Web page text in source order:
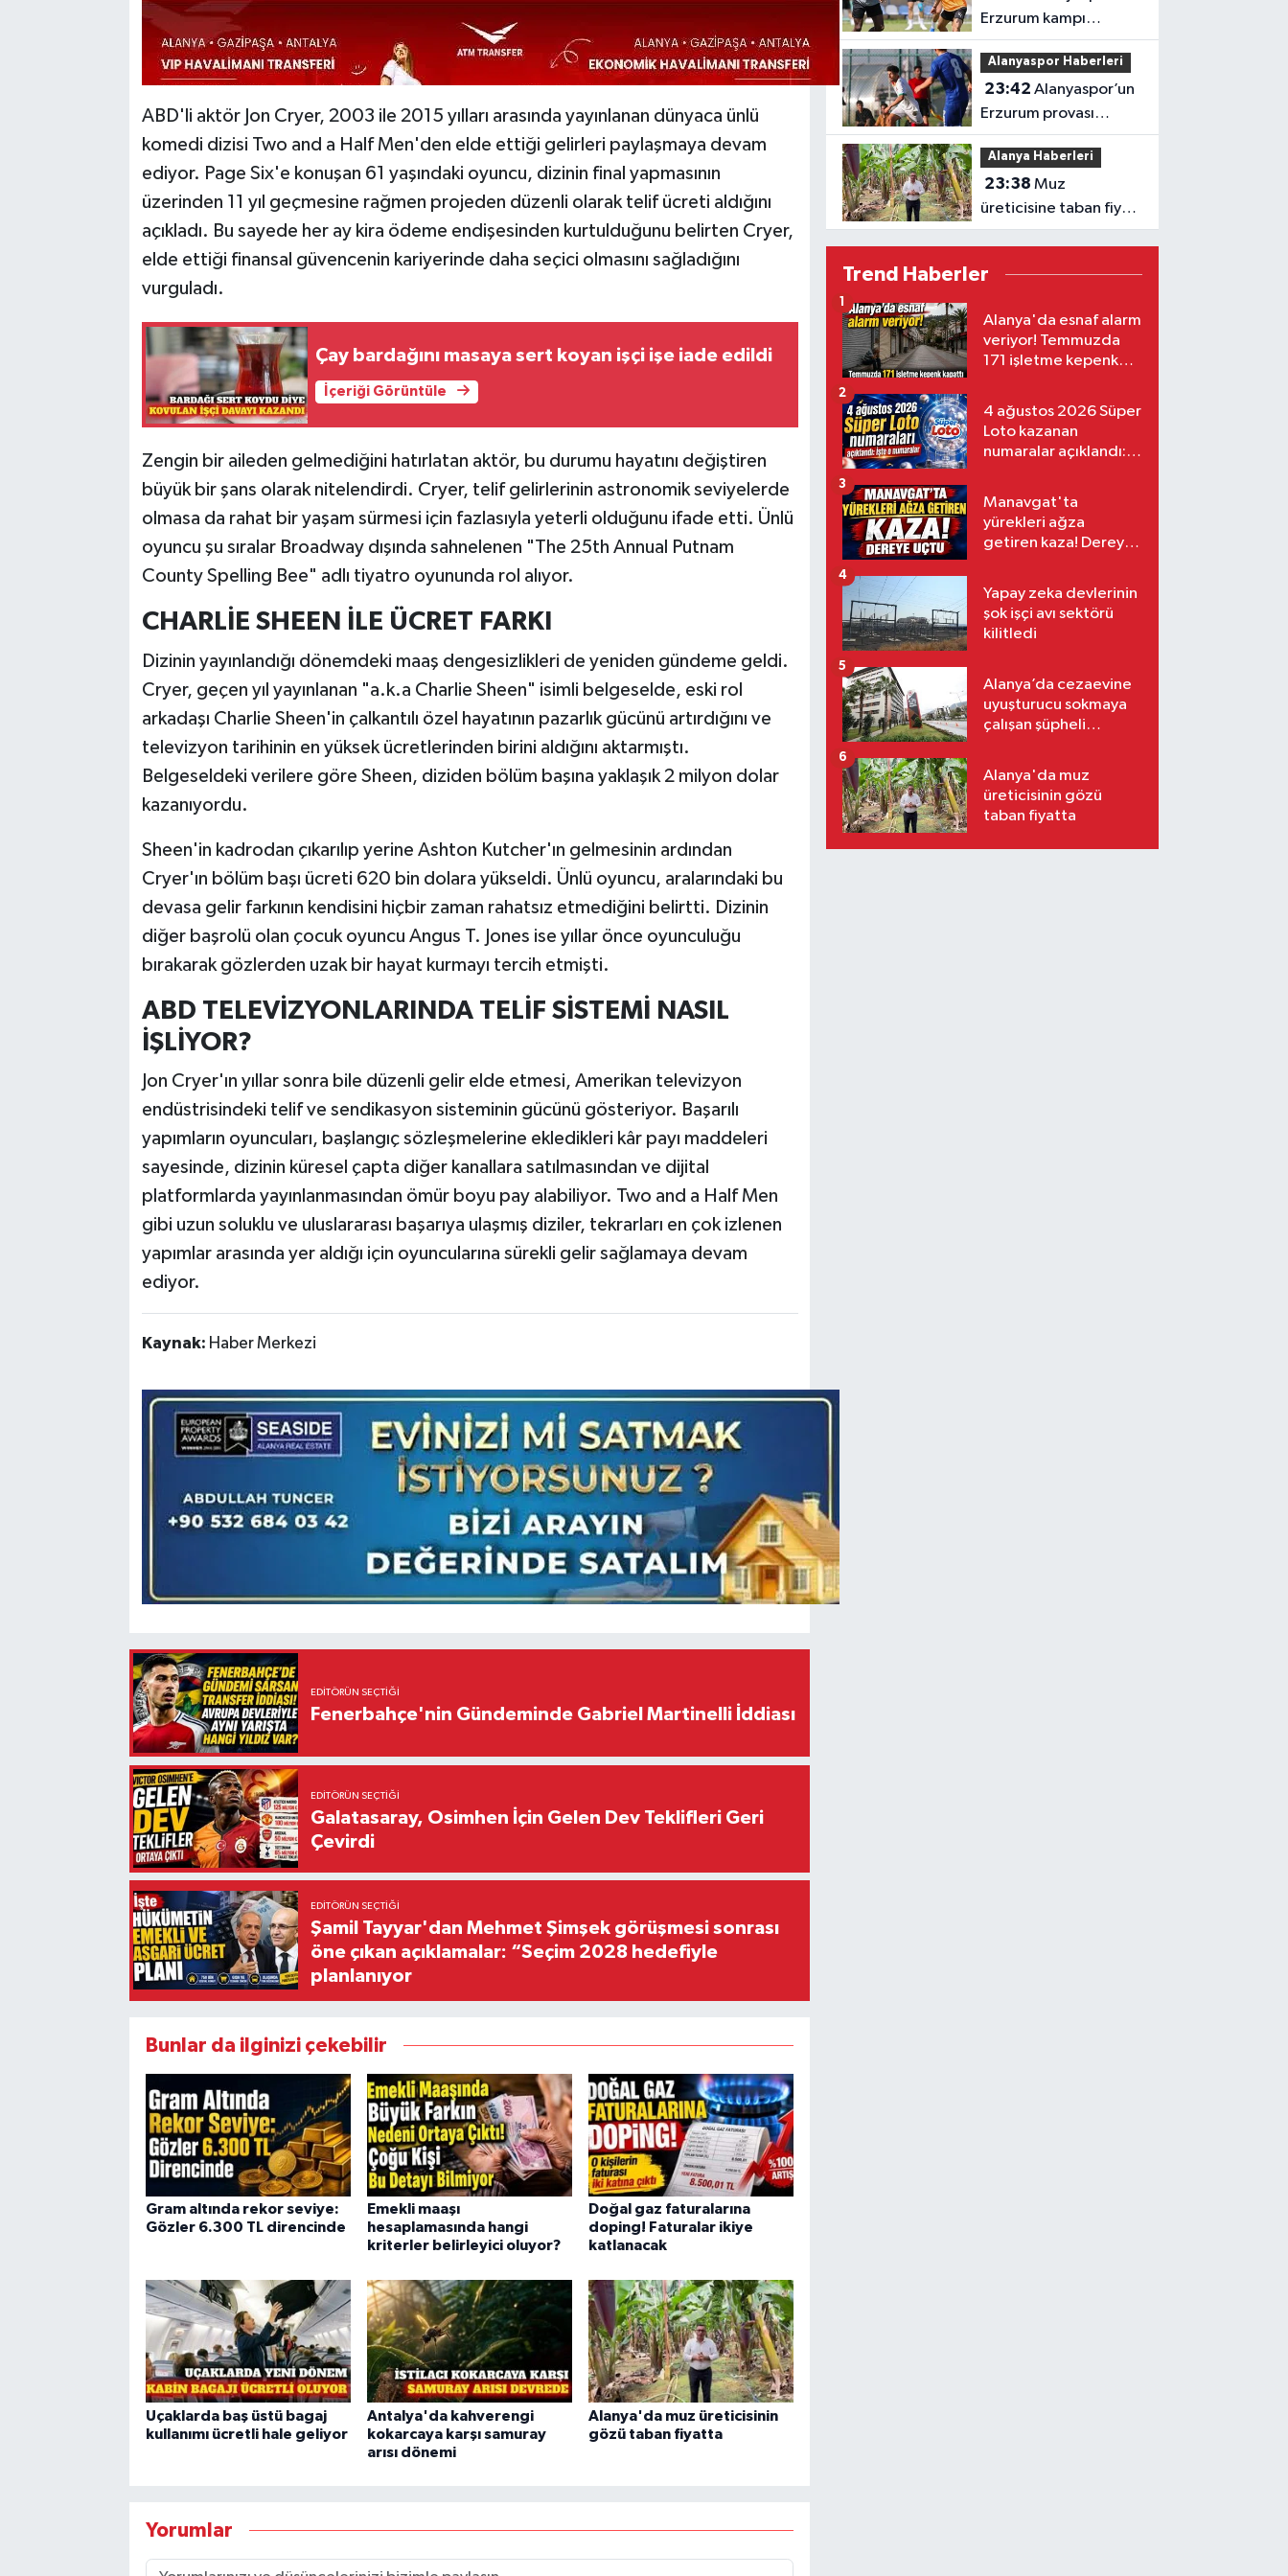
ABD'li aktör Jon Cryer, 2003 ile 2015 yılları arasında yayınlanan dünyaca ünlü
komedi dizisi Two and a Half Men'den elde ettiği gelirleri paylaşmaya devam
ediyor. Page Six'e konuşan 61 yaşındaki oyuncu, dizinin final yapmasının
üzerinden 11 yıl geçmesine rağmen projeden düzenli olarak telif ücreti aldığını
açıkladı. Bu sayede her ay kira ödeme endişesinden kurtulduğunu belirten Cryer,
elde ettiği finansal güvencenin kariyerinde daha seçici olmasını sağladığını
vurguladı.
Çay bardağını masaya sert koyan işçi işe iade edildi
İçeriği Görüntüle
Zengin bir aileden gelmediğini hatırlatan aktör, bu durumu hayatını değiştiren
büyük bir şans olarak nitelendirdi. Cryer, telif gelirlerinin astronomik seviyelerde
olmasa da rahat bir yaşam sürmesi için fazlasıyla yeterli olduğunu ifade etti. Ünlü
oyuncu şu sıralar Broadway dışında sahnelenen "The 25th Annual Putnam
County Spelling Bee" adlı tiyatro oyununda rol alıyor.
CHARLİE SHEEN İLE ÜCRET FARKI
Dizinin yayınlandığı dönemdeki maaş dengesizlikleri de yeniden gündeme geldi.
Cryer, geçen yıl yayınlanan "a.k.a Charlie Sheen" isimli belgeselde, eski rol
arkadaşı Charlie Sheen'in çalkantılı özel hayatının pazarlık gücünü artırdığını ve
televizyon tarihinin en yüksek ücretlerinden birini aldığını aktarmıştı.
Belgeseldeki verilere göre Sheen, diziden bölüm başına yaklaşık 2 milyon dolar
kazanıyordu.
Sheen'in kadrodan çıkarılıp yerine Ashton Kutcher'ın gelmesinin ardından
Cryer'ın bölüm başı ücreti 620 bin dolara yükseldi. Ünlü oyuncu, aralarındaki bu
devasa gelir farkının kendisini hiçbir zaman rahatsız etmediğini belirtti. Dizinin
diğer başrolü olan çocuk oyuncu Angus T. Jones ise yıllar önce oyunculuğu
bırakarak gözlerden uzak bir hayat kurmayı tercih etmişti.
ABD TELEVİZYONLARINDA TELİF SİSTEMİ NASIL
İŞLİYOR?
Jon Cryer'ın yıllar sonra bile düzenli gelir elde etmesi, Amerikan televizyon
endüstrisindeki telif ve sendikasyon sisteminin gücünü gösteriyor. Başarılı
yapımların oyuncuları, başlangıç sözleşmelerine ekledikleri kâr payı maddeleri
sayesinde, dizinin küresel çapta diğer kanallara satılmasından ve dijital
platformlarda yayınlanmasından ömür boyu pay alabiliyor. Two and a Half Men
gibi uzun soluklu ve uluslararası başarıya ulaşmış diziler, tekrarları en çok izlenen
yapımlar arasında yer aldığı için oyuncularına sürekli gelir sağlamaya devam
ediyor.
Kaynak: Haber Merkezi
EDITÖRÜN SEÇTIĞI
Fenerbahçe'nin Gündeminde Gabriel Martinelli İddiası
EDITÖRÜN SEÇTIĞI
Galatasaray, Osimhen İçin Gelen Dev Teklifleri Geri
Çevirdi
EDITÖRÜN SEÇTIĞI
Şamil Tayyar'dan Mehmet Şimşek görüşmesi sonrası
öne çıkan açıklamalar: “Seçim 2028 hedefiyle
planlanıyor
Bunlar da ilginizi çekebilir
Gram altında rekor seviye:
Gözler 6.300 TL direncinde
Emekli maaşı
hesaplamasında hangi
kriterler belirleyici oluyor?
Doğal gaz faturalarına
doping! Faturalar ikiye
katlanacak
Uçaklarda baş üstü bagaj
kullanımı ücretli hale geliyor
Antalya'da kahverengi
kokarcaya karşı samuray
arısı dönemi
Alanya'da muz üreticisinin
gözü taban fiyatta
Yorumlar
Erzurum kampı
tamamlandı
Alanyaspor Haberleri
23:42 Alanyaspor’un
Erzurum provası
golsüz tamamlandı
Alanya Haberleri
23:38 Muz
üreticisine taban fiyat
müjdesi
Trend Haberler
Alanya'da esnaf alarm
veriyor! Temmuzda
171 işletme kepenk
1
4 ağustos 2026 Süper
Loto kazanan
numaralar açıklandı:
2
Manavgat'ta
yürekleri ağza
getiren kaza! Dereye
3
Yapay zeka devlerinin
şok işçi avı sektörü
kilitledi
4
Alanya’da cezaevine
uyuşturucu sokmaya
çalışan şüpheli
5
Alanya'da muz
üreticisinin gözü
taban fiyatta
6